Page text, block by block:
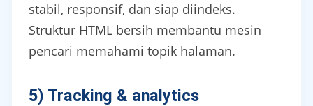
stabil, responsif, dan siap diindeks.
Struktur HTML bersih membantu mesin
pencari memahami topik halaman.
5) Tracking & analytics